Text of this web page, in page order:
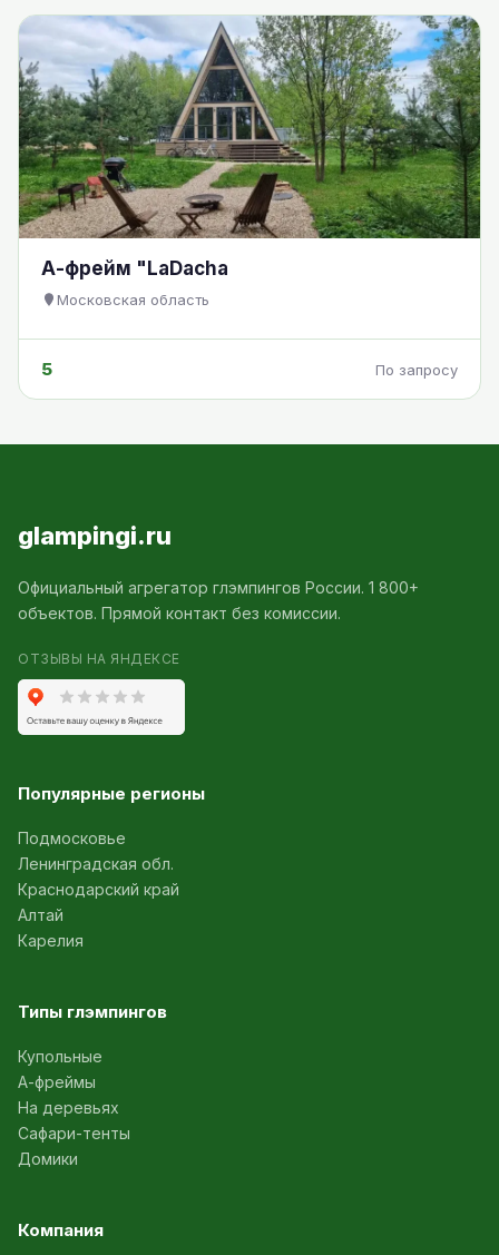
А-фрейм "LaDacha
Московская область
5 По запросу
glampingi.ru
Официальный агрегатор глэмпингов России. 1 800+
объектов. Прямой контакт без комиссии.
ОТЗЫВЫ НА ЯНДЕКСЕ
Популярные регионы
Подмосковье
Ленинградская обл.
Краснодарский край
Алтай
Карелия
Типы глэмпингов
Купольные
А-фреймы
На деревьях
Сафари-тенты
Домики
Компания